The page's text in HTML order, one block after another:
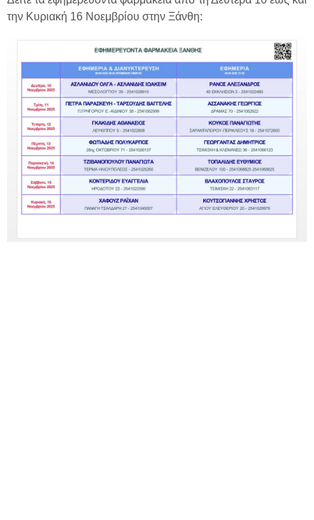
την Κυριακή 16 Νοεμβρίου στην Ξάνθη: